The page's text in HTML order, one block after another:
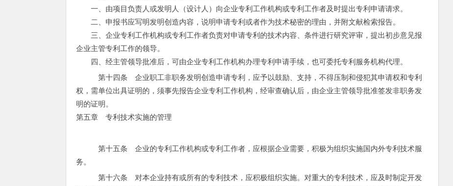
一、由项目负责人或发明人（设计人）向企业专利工作机构或专利工作者及时提出专利申请请求。
二、申报书应写明发明创造内容，说明申请专利或者作为技术秘密的理由，并附文献检索报告。
三、企业专利工作机构或专利工作者负责对申请专利的技术内容、条件进行研究评审，提出初步意见报
企业主管专利工作的领导。
四、经主管领导批准后，可由企业专利工作机构办理专利申请手续，也可委托专利服务机构代理。
第十四条 企业职工非职务发明创造申请专利，应予以鼓励、支持，不得压制和侵犯其申请权和专利
权，需单位出具证明的，须事先报告企业专利工作机构，经审查确认后，由企业主管领导批准签发非职务发
明的证明。
第五章 专利技术实施的管理
第十五条 企业的专利工作机构或专利工作者，应根据企业需要，积极为组织实施国内外专利技术服
务。
第十六条 对本企业持有或所有的专利技术，应积极组织实施。对重大的专利技术，应及时制定开发